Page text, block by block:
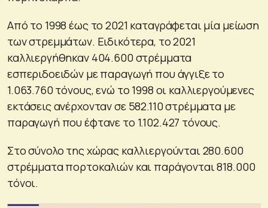
Από το 1998 έως το 2021 καταγράφεται μία μείωση
των στρεμμάτων. Ειδικότερα, το 2021
καλλιεργήθηκαν 404.600 στρέμματα
εσπεριδοειδών με παραγωγή που άγγιξε το
1.063.760 τόνους, ενώ το 1998 οι καλλιεργούμενες
εκτάσεις ανέρχονταν σε 582.110 στρέμματα με
παραγωγή που έφτανε το 1.102.427 τόνους.
Στο σύνολο της χώρας καλλιεργούνται 280.600
στρέμματα πορτοκαλιών και παράγονται 818.000
τόνοι.